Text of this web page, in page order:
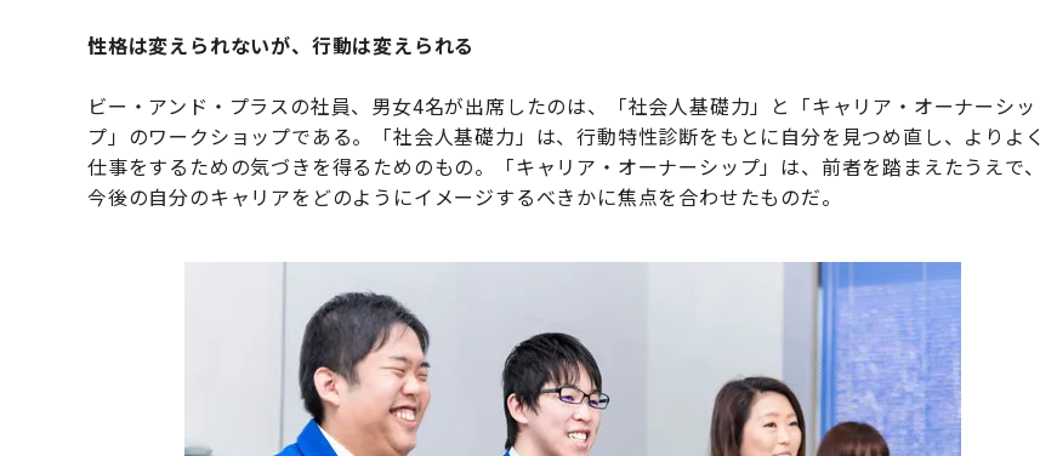
性格は変えられないが、行動は変えられる
ビー・アンド・プラスの社員、男女4名が出席したのは、「社会人基礎力」と「キャリア・オーナーシッ
プ」のワークショップである。「社会人基礎力」は、行動特性診断をもとに自分を見つめ直し、よりよく
仕事をするための気づきを得るためのもの。「キャリア・オーナーシップ」は、前者を踏まえたうえで、
今後の自分のキャリアをどのようにイメージするべきかに焦点を合わせたものだ。